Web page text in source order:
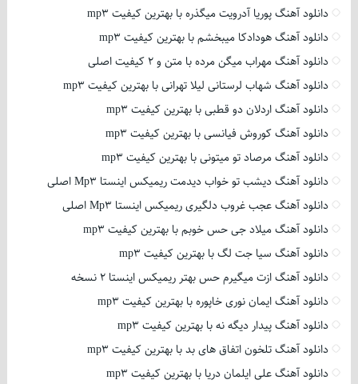
دانلود آهنگ پوریا آدرویت میگذره با بهترین کیفیت mp3
دانلود آهنگ هودادکا میبخشم با بهترین کیفیت mp3
دانلود آهنگ مهراب میگن مرده با متن و 2 کیفیت اصلی
دانلود آهنگ شهاب لرستانی لیلا تهرانی با بهترین کیفیت mp3
دانلود آهنگ اردلان دو قطبی با بهترین کیفیت mp3
دانلود آهنگ کوروش فیانسی با بهترین کیفیت mp3
دانلود آهنگ مرصاد تو میتونی با بهترین کیفیت mp3
دانلود آهنگ دیشب تو خواب دیدمت ریمیکس اینستا Mp3 اصلی
دانلود آهنگ عجب غروب دلگیری ریمیکس اینستا Mp3 اصلی
دانلود آهنگ میلاد جی حس خوبم با بهترین کیفیت mp3
دانلود آهنگ سیا جت لگ با بهترین کیفیت mp3
دانلود آهنگ ازت میگیرم حس بهتر ریمیکس اینستا 2 نسخه
دانلود آهنگ ایمان نوری خاپوره با بهترین کیفیت mp3
دانلود آهنگ پیدار دیگه نه با بهترین کیفیت mp3
دانلود آهنگ تلخون اتفاق های بد با بهترین کیفیت mp3
دانلود آهنگ علی ایلمان دریا با بهترین کیفیت mp3